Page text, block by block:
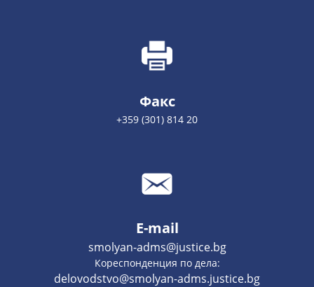
Факс
+359 (301) 814 20
E-mail
smolyan-adms@justice.bg
Кореспонденция по дела:
delovodstvo@smolyan-adms.justice.bg